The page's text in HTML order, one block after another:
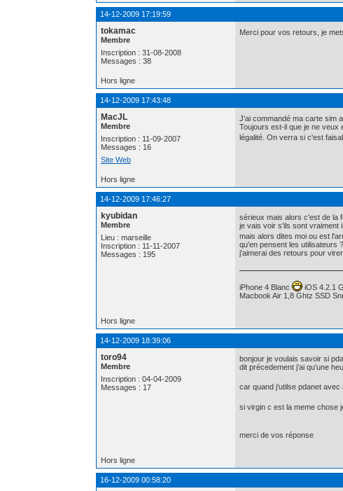
14-12-2009 17:19:59
tokamac
Membre
Inscription : 31-08-2008
Messages : 38
Merci pour vos retours, je
Hors ligne
14-12-2009 17:43:48
MacJL
Membre
Inscription : 11-09-2007
Messages : 16
Site Web
J'ai commandé ma carte sim
Toujours est-il que je ne veux
légalité. On verra si c'est
Hors ligne
14-12-2009 17:46:27
kyubidan
Membre
Lieu : marseille
Inscription : 11-11-2007
Messages : 195
sérieux mais alors c'est de la
je vais voir s'ils sont vraiment
mais alors dites moi ou est
qu'en pensent les utilisateurs ?
j'aimerai des retours pour
iPhone 4 Blanc
iOS 4.2.1
Macbook Air 1,8 Ghtz SSD
Hors ligne
14-12-2009 18:39:06
toro94
Membre
Inscription : 04-04-2009
Messages : 17
bonjour je voulais savoir si
dit précedement j'ai qu'une
car quand j'utilse pdanet
si virgin c est la meme chose
merci de vos réponse
Hors ligne
16-12-2009 00:58:20